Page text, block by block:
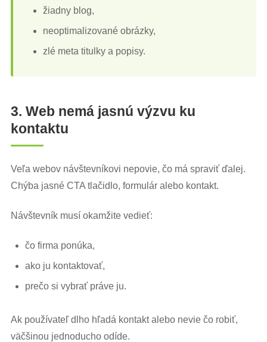
žiadny blog,
neoptimalizované obrázky,
zlé meta titulky a popisy.
3. Web nemá jasnú výzvu ku
kontaktu
Veľa webov návštevníkovi nepovie, čo má spraviť ďalej.
Chýba jasné CTA tlačidlo, formulár alebo kontakt.
Návštevník musí okamžite vedieť:
čo firma ponúka,
ako ju kontaktovať,
prečo si vybrať práve ju.
Ak používateľ dlho hľadá kontakt alebo nevie čo robiť,
väčšinou jednoducho odíde.